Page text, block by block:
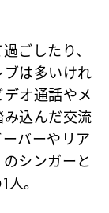
ごしたり、
は多いけれ
オ通話やメ
込んだ交流
バーやリア
シンガーと
。